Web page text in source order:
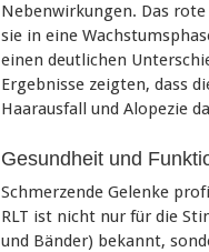
Nebenwirkungen. Das
sie in eine
einen deutlichen
Ergebnisse zeigten, dass
Haarausfall und Alopezie
Gesundheit und
Schmerzende Gelenke
RLT ist nicht nur für die
und Bänder) bekannt,